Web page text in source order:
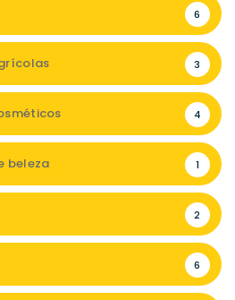
6
3
4
beleza 1
2
6